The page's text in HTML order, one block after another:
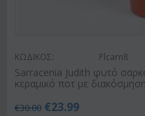
ΚΩΔΙΚΟΣ: Plcarn8
Sarracenia Judith φυτό
κεραμικό ποτ με
€30.00 €23.99